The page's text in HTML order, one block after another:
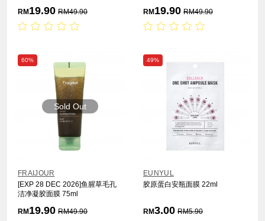
RM 19.90 RM49.90 RM 19.90 RM49.90
60%
Sold Out
FRAIJOUR
[EXP 28 DEC 2026]鱼腥草毛孔
洁净凝胶面膜 75ml
RM 19.90 RM49.90
49%
EUNYUL
胶原蛋白安瓶面膜 22ml
RM3.00 RM5.90